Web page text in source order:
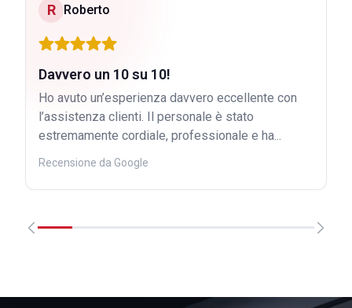
R Roberto
Davvero un 10 su 10!
Ho avuto un’esperienza davvero eccellente con
l’assistenza clienti. Il personale è stato
estremamente cordiale, professionale e ha...
Recensione da Google